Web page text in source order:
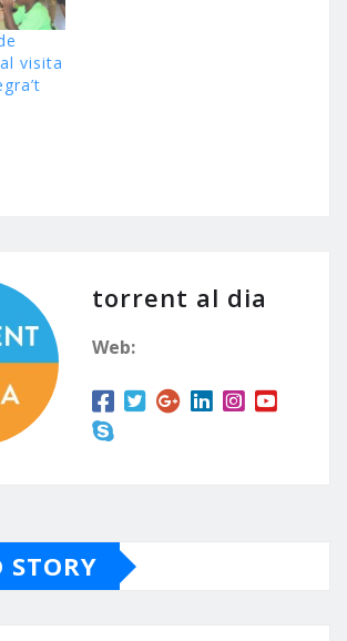
visita
torrent al dia
Web:
STORY